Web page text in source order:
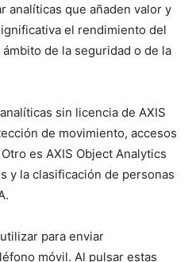
analíticas que añaden valor y
el rendimiento del
de la seguridad o de la
sin licencia de AXIS
de movimiento, accesos
es AXIS Object Analytics
y la clasificación de personas
para enviar
móvil. Al pulsar estas